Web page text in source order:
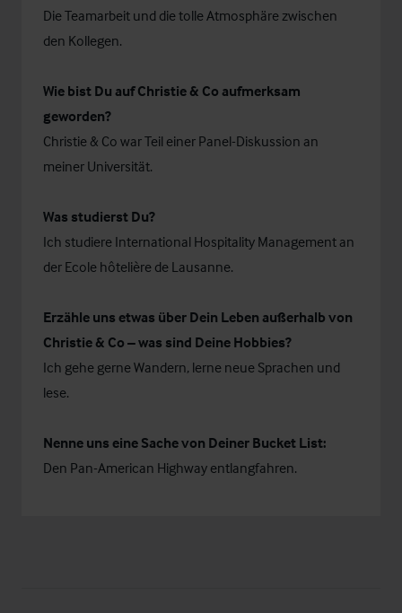
Die Teamarbeit und die tolle Atmosphäre zwischen
den Kollegen.
Wie bist Du auf Christie & Co aufmerksam
geworden?
Christie & Co war Teil einer Panel-Diskussion an
meiner Universität.
Was studierst Du?
Ich studiere International Hospitality Management an
der Ecole hôtelière de Lausanne.
Erzähle uns etwas über Dein Leben außerhalb von
Christie & Co – was sind Deine Hobbies?
Ich gehe gerne Wandern, lerne neue Sprachen und
lese.
Nenne uns eine Sache von Deiner Bucket List:
Den Pan-American Highway entlangfahren.